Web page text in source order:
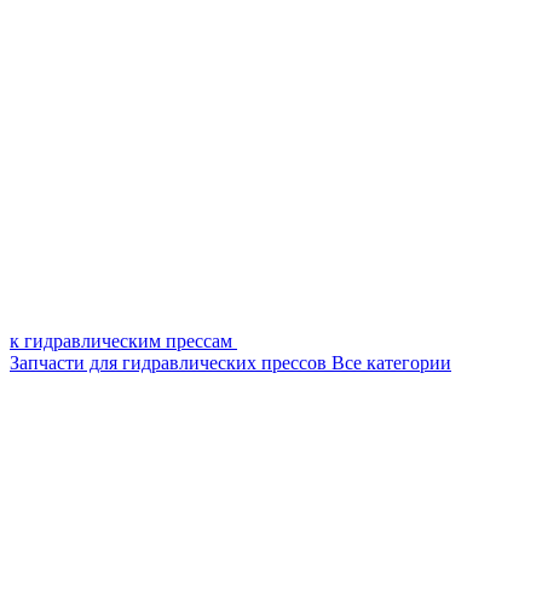
к гидравлическим прессам
Запчасти для гидравлических прессов Все категории